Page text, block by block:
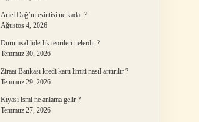
Ariel Dağ’ın esintisi ne kadar ?
Ağustos 4, 2026
Durumsal liderlik teorileri nelerdir ?
Temmuz 30, 2026
Ziraat Bankası kredi kartı limiti nasıl arttırılır ?
Temmuz 29, 2026
Kıyası ismi ne anlama gelir ?
Temmuz 27, 2026